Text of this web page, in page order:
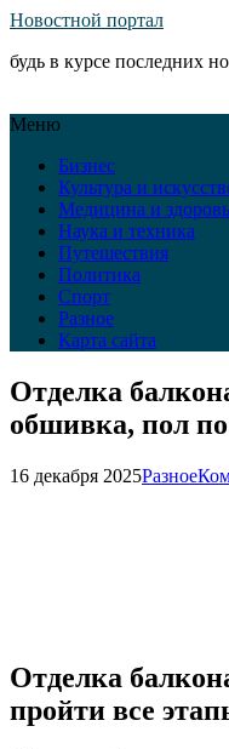
Новостной портал
будь в курсе последних
Меню
Бизнес
Культура и
Медицина и
Наука и техника
Путешествия
Политика
Спорт
Разное
Карта сайта
Отделка
обшивка, пол
16 декабря 2025Разное
Отделка
пройти все